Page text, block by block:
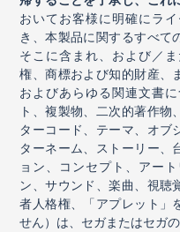
おいてお客様に明確にラ
き、本製品に関するすべて
そこに含まれ、および／
権、商標および知的財産、
およびあらゆる関連文書
ト、複製物、二次的著作
ターコード、テーマ、オブ
ターネーム、ストーリー、
ョン、コンセプト、アー
ン、サウンド、楽曲、視聴
者人格権、「アプレット」
せん）は、セガまたはセガ